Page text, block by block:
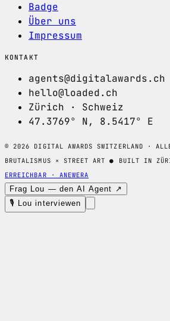
Badge
Über uns
Impressum
KONTAKT
agents@digitalawards.ch
hello@loaded.ch
Zürich · Schweiz
47.3769° N, 8.5417° E
© 2026 DIGITAL AWARDS SWITZERLAND · ALLE
BRUTALISMUS × STREET ART● BUILT IN
ERREICHBAR · ANEWERA
Frag Lou — den AI Agent ↗
🎙 Lou interviewen